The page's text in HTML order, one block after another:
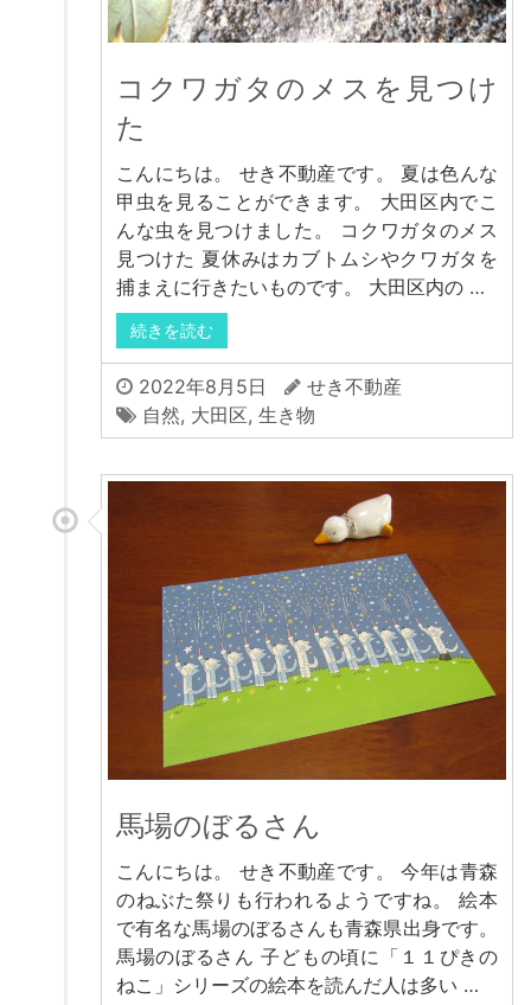
コクワガタのメスを見つけ
た
こんにちは。 せき不動産です。 夏は色んな
甲虫を見ることができます。 大田区内でこ
んな虫を見つけました。 コクワガタのメス
見つけた 夏休みはカブトムシやクワガタを
捕まえに行きたいものです。 大田区内の …
続きを読む
2022年8月5日
せき不動産
自然, 大田区, 生き物
馬場のぼるさん
こんにちは。 せき不動産です。 今年は青森
のねぶた祭りも行われるようですね。 絵本
で有名な馬場のぼるさんも青森県出身です。
馬場のぼるさん 子どもの頃に「１１ぴきの
ねこ」シリーズの絵本を読んだ人は多い …